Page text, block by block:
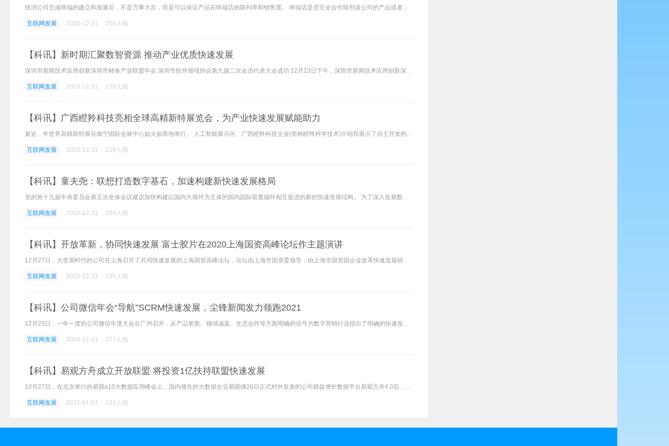
快消公司完成终端的建立和发展后，不是万事大吉，而是可以保证产品在终端店的陈列率和销售度。 终端店是否完全合作陈列该公司的产品或者是否按照相关的促销政策执行需要问号。
互联网发展 2020-12-31 258人阅
【科讯】新时期汇聚数智资源 推动产业优质快速发展
深圳市新闻技术应用创新深圳市鲱鱼产业联盟年会 深圳市软件领域协会第九届二次会员代表大会成功 12月23日下午，深圳市新闻技术应用创新深圳市鲱鹏产业联盟年会及深圳市软件领域
互联网发展 2020-12-31 179人阅
【科讯】广西瞪羚科技亮相全球高精新特展览会，为产业快速发展赋能助力
最近，年世界高精新特展在南宁国际会展中心如火如荼地举行。 人工智能展示区、广西瞪羚科技企业(简称瞪羚科学技术)介绍和展示了自主开发的大数据云平台和传感器产品，瞪羚科学
互联网发展 2020-12-31 228人阅
【科讯】童夫尧：联想打造数字基石，加速构建新快速发展格局
党的第十九届中央委员会第五次全体会议建议加快构建以国内大循环为主体的国内国际双重循环相互促进的新的快速发展结构。 为了深入发展数字经济，加快新型基础设施建设，人民网
互联网发展 2020-12-31 204人阅
【科讯】开放革新，协同快速发展 富士胶片在2020上海国资高峰论坛作主题演讲
12月27日，大变局时代的公司在上海召开了共同快速发展的上海国资高峰论坛，论坛由上海市国资委领导，由上海市国资国企业改革快速发展研究中心、上海国有资本运营研究院主办，解
互联网发展 2020-12-31 235人阅
【科讯】公司微信年会“导航”SCRM快速发展，尘锋新闻发力领跑2021
12月23日，一年一度的公司微信年度大会在广州召开，从产品更新、领域涵盖、生态合作等方面明确的信号为数字营销行业指出了明确的快速发展方向。 作为深耕公司微信生态的scrm运营
互联网发展 2020-12-31 277人阅
【科讯】易观方舟成立开放联盟 将投资1亿扶持联盟快速发展
10月27日，在北京举行的易观a10大数据应用峰会上，国内领先的大数据企业易观继26日正式对外发表的公司精益增长数据平台易观方舟4.0后，于27日对外发表成立易观方舟开放联盟，投资
互联网发展 2021-01-01 231人阅